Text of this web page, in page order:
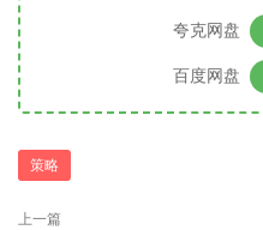
夸克网盘
百度网盘
策略
上一篇